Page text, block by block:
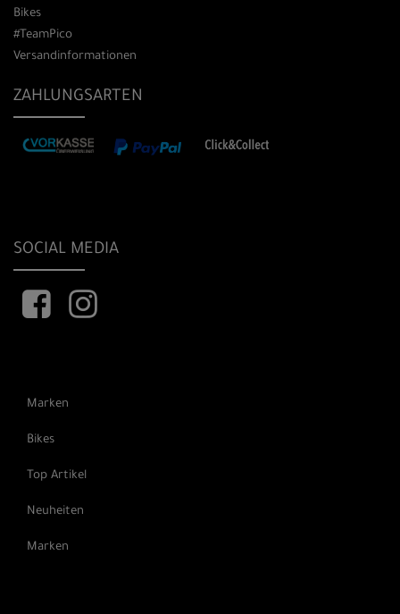
Bikes
#TeamPico
Versandinformationen
ZAHLUNGSARTEN
SOCIAL MEDIA
Marken
Bikes
Top Artikel
Neuheiten
Marken